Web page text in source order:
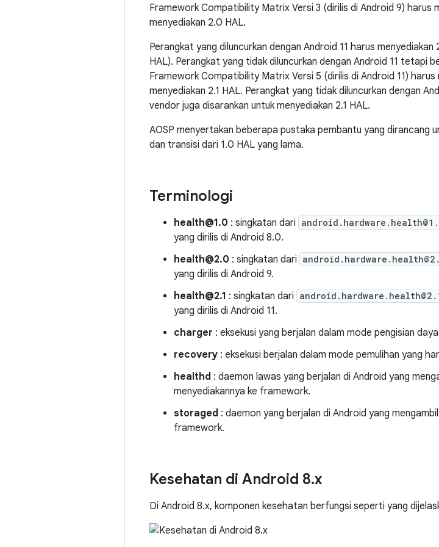
Framework Compatibility Matrix Versi 3 (dirilis di Android 9) harus
menyediakan 2.0 HAL.
Perangkat yang diluncurkan dengan Android 11 harus
HAL). Perangkat yang tidak diluncurkan dengan Android 11 tetapi
Framework Compatibility Matrix Versi 5 (dirilis di Android 11)
menyediakan 2.1 HAL. Perangkat yang tidak diluncurkan dengan
vendor juga disarankan untuk menyediakan 2.1 HAL.
AOSP menyertakan beberapa pustaka pembantu yang dirancang
dan transisi dari 1.0 HAL yang lama.
Terminologi
health@1.0 : singkatan dari
yang dirilis di Android 8.0.
health@2.0 : singkatan dari
yang dirilis di Android 9.
health@2.1 : singkatan dari
yang dirilis di Android 11.
charger : eksekusi yang berjalan dalam mode pengisian
recovery : eksekusi berjalan dalam mode pemulihan yang
healthd : daemon lawas yang berjalan di Android yang
menyediakannya ke framework.
storaged : daemon yang berjalan di Android yang
framework.
Kesehatan di Android 8.x
Di Android 8.x, komponen kesehatan berfungsi seperti yang